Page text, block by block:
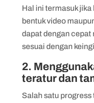
Hal ini termasuk
bentuk video
dapat dengan
sesuai dengan
2.
teratur dan
Salah satu